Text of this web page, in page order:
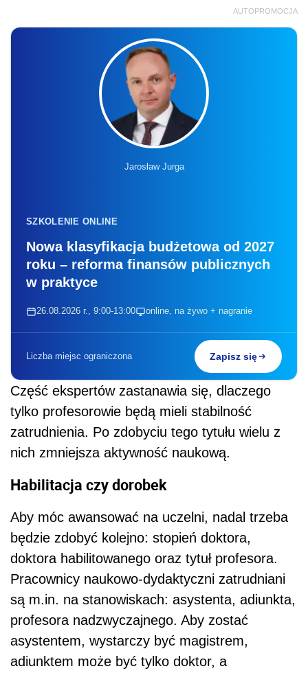
AUTOPROMOCJA
Jarosław Jurga
SZKOLENIE ONLINE
Nowa klasyfikacja budżetowa od 2027
roku – reforma finansów publicznych
w praktyce
26.08.2026 r., 9:00-13:00 online, na żywo + nagranie
Liczba miejsc ograniczona Zapisz się
Część ekspertów zastanawia się, dlaczego
tylko profesorowie będą mieli stabilność
zatrudnienia. Po zdobyciu tego tytułu wielu z
nich zmniejsza aktywność naukową.
Habilitacja czy dorobek
Aby móc awansować na uczelni, nadal trzeba
będzie zdobyć kolejno: stopień doktora,
doktora habilitowanego oraz tytuł profesora.
Pracownicy naukowo-dydaktyczni zatrudniani
są m.in. na stanowiskach: asystenta, adiunkta,
profesora nadzwyczajnego. Aby zostać
asystentem, wystarczy być magistrem,
adiunktem może być tylko doktor, a